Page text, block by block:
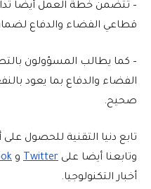
– تتضمن خطة العمل أيضا
قطاعي الفضاء والدفاع
– كما يطالب المسؤولون
الفضاء والدفاع بما يعود
صحيح.
تابع دنيا التقنية للحصول
وتابعنا أيضا على Twitter و
أخبار التكنولوجيا.